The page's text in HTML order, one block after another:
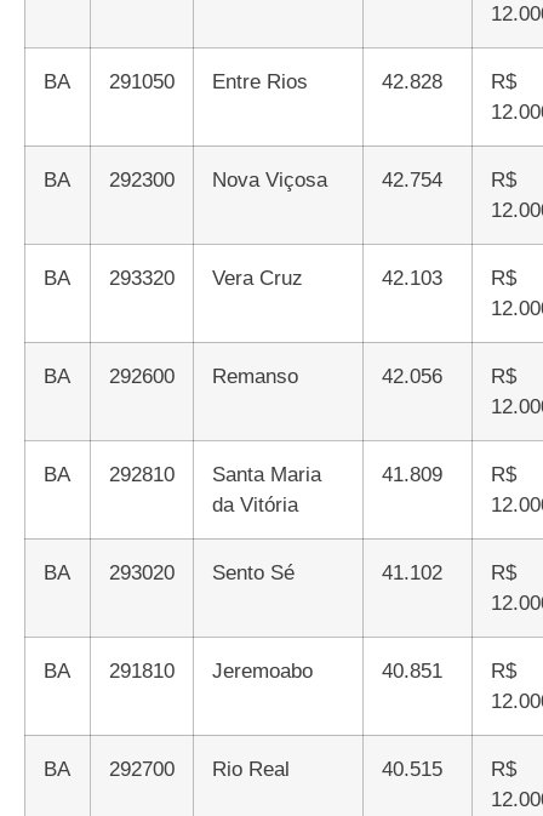
BA 291050 Entre Rios 42.828
R$
BA 292300 Nova Viçosa 42.754
R$
BA 293320 Vera Cruz 42.103
R$
BA 292600 Remanso 42.056
R$
BA 292810
Santa Maria
da Vitória
41.809
R$
BA 293020 Sento Sé 41.102
R$
BA 291810 Jeremoabo 40.851
R$
BA 292700 Rio Real 40.515
R$